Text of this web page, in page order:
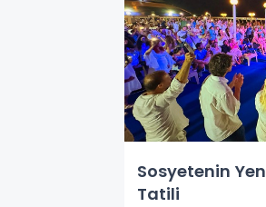
Sosyetenin
Tatili